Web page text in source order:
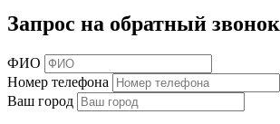
Запрос на обратный звонок
ФИО
Номер телефона
Ваш город